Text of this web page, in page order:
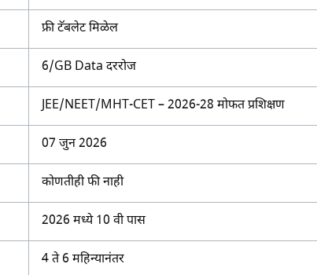
फ्री टॅबलेट मिळेल
6/GB Data दररोज
JEE/NEET/MHT-CET – 2026-28 मोफत प्रशिक्षण
07 जुन 2026
कोणतीही फी नाही
2026 मध्ये 10 वी पास
4 ते 6 महिन्यानंतर